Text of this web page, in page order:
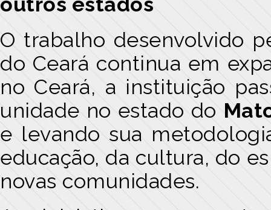
O trabalho desenvolvido
do Ceará continua em
no Ceará, a instituição
unidade no estado do
e levando sua
educação, da cultura, do
novas comunidades.